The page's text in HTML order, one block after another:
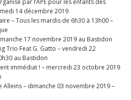
par l’APE pour les enfants des
14 décembre 2019
– Tous les mardis de 6h30 à 13h00 –
17 novembre 2019 au Bastidon
Trio Feat G. Gatto – vendredi 22
au Bastidon
immédiat ! – mercredi 23 octobre 2019
Alleins – dimanche 03 novembre 2019 –